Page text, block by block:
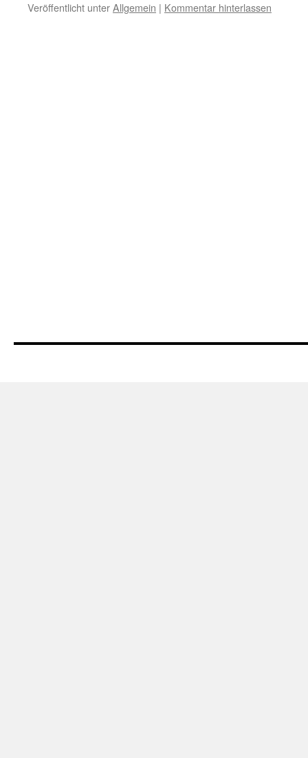
Veröffentlicht unterAllgemein | Kommentar hinterlassen